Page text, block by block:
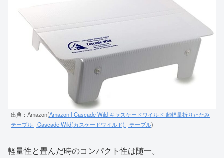
出典：Amazon(Amazon | Cascade Wild キャスケードワイルド 超軽量折りたたみ
テーブル | Cascade Wild(カスケードワイルド) | テーブル)
軽量性と畳んだ時のコンパクト性は随一。